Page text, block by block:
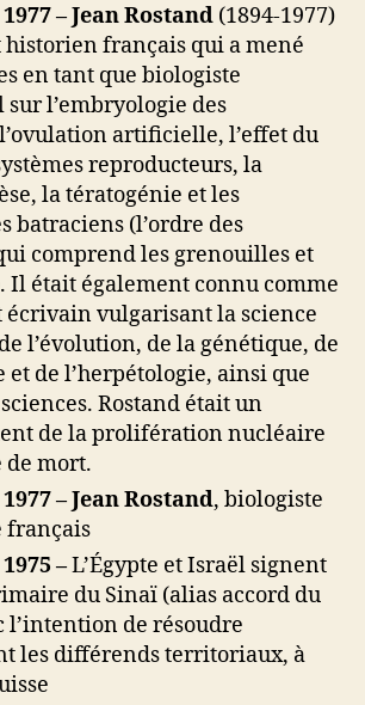
–Jean Rostand (1894-1977)
historien français qui a mené
en tant que biologiste
l’embryologie des
artificielle, l’effet du
reproducteurs, la
la tératogénie et les
batraciens (l’ordre des
comprend les grenouilles et
Il était également connu comme
écrivain vulgarisant la science
l’évolution, de la génétique, de
et de l’herpétologie, ainsi que
Rostand était un
de la prolifération nucléaire
de mort.
–Jean Rostand, biologiste
français
–L’Égypte et Israël signent
du Sinaï (alias accord du
l’intention de résoudre
les différends territoriaux, à